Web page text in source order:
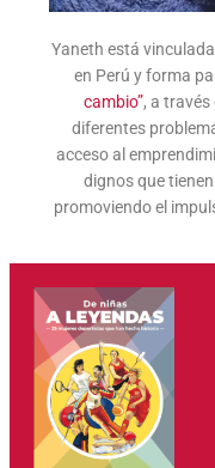
Yaneth está
en Perú y forma
cambio”, a través
diferentes
acceso al
dignos que
promoviendo el